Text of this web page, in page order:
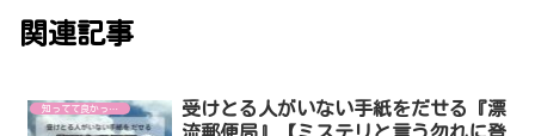
関連記事
知ってて良かった！
受けとる人がいない手紙をだせる『漂